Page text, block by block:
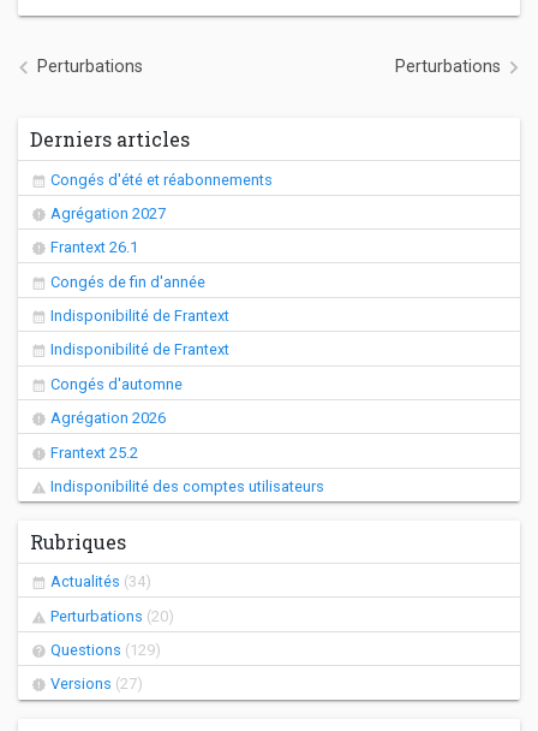
Navigation de l’article
Perturbations Perturbations
Derniers articles
Congés d'été et réabonnements
Agrégation 2027
Frantext 26.1
Congés de fin d'année
Indisponibilité de Frantext
Indisponibilité de Frantext
Congés d'automne
Agrégation 2026
Frantext 25.2
Indisponibilité des comptes utilisateurs
Rubriques
Actualités (34)
Perturbations (20)
Questions (129)
Versions (27)